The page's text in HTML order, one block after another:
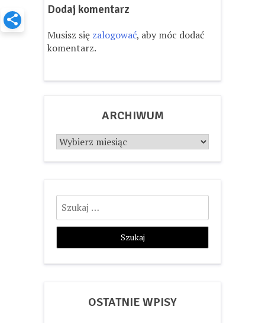
Dodaj komentarz
Musisz się zalogować, aby móc dodać
komentarz.
ARCHIWUM
Archiwum
Szukaj:
OSTATNIE WPISY